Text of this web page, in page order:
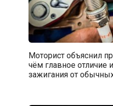
Моторист объяснил
чём главное отличие
зажигания от